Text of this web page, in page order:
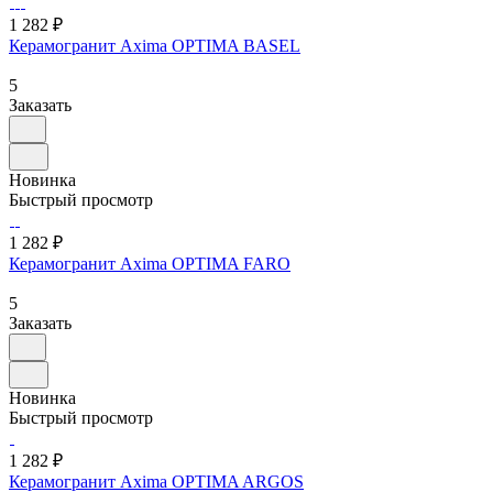
1 282 ₽
Керамогранит Axima OPTIMA BASEL
5
Заказать
Новинка
Быстрый просмотр
1 282 ₽
Керамогранит Axima OPTIMA FARO
5
Заказать
Новинка
Быстрый просмотр
1 282 ₽
Керамогранит Axima OPTIMA ARGOS